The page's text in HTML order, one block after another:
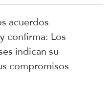
acuerdos
confirma: Los
indican su
compromisos